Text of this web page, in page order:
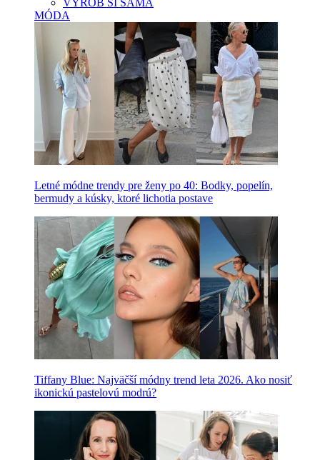
VYROB SI SAMA
MÓDA
Letné módne trendy pre ženy po 40: Bodky, popelín,
bermudy a kúsky, ktoré lichotia postave
Tiffany Blue: Najväčší módny trend leta 2026. Ako nosiť
ikonickú pastelovú modrú?